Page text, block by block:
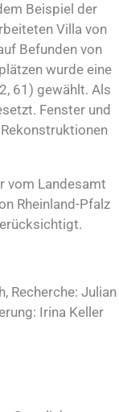
Beispiel der
Villa von
Befunden von
wurde eine
61) gewählt. Als
Fenster und
vom Landesamt
Rheinland-Pfalz
Recherche: Julian
Irina Keller